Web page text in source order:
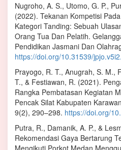
Nugroho, A. S., Utomo, G. P.,
(2022). Tekanan Kompetisi
Kategori Tanding: Sebuah
Orang Tua Dan Pelatih.
Pendidikan Jasmani Dan
https://doi.org/10.31539/
Prayogo, R. T., Anugrah, S. M.,
T., & Festiawan, R. (2021).
Rangka Pembatasan Kegiatan
Pencak Silat Kabupaten
9(2), 290–298. https://doi.org/
Putra, R., Damanik, A. P., &
Rekomendasi Gaya Bertarung